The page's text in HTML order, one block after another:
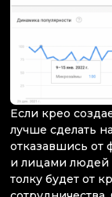
Если крео
лучше сделать
отказавшись от
и лицами людей
толку будет от